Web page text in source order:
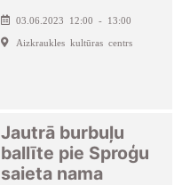
03.06.2023 12:00 - 13:00
Aizkraukles kultūras centrs
Jautrā burbuļu
ballīte pie Sproģu
saieta nama